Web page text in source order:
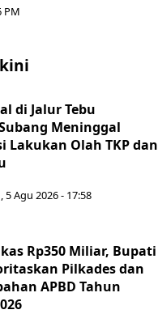
PM
di Jalur Tebu
Meninggal
Lakukan Olah TKP dan
5 Agu 2026 - 17:58
Rp350 Miliar, Bupati
Pilkades dan
APBD Tahun